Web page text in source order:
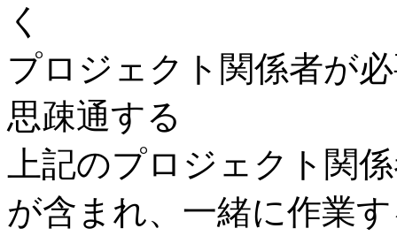
く
プロジェクト関係者が
思疎通する
上記のプロジェクト関
が含まれ、一緒に作業